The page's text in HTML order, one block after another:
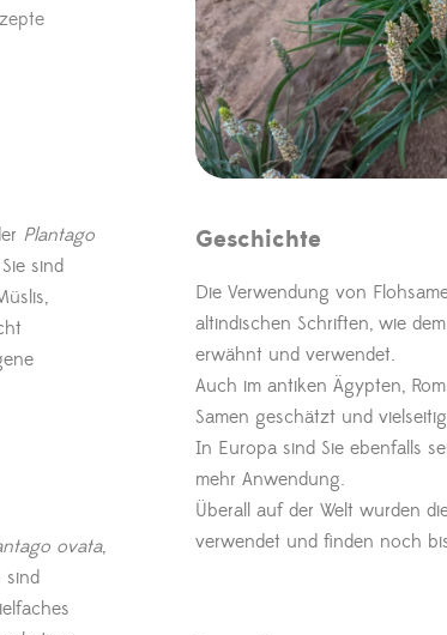
Plantago
sind
ovata,
sind
Geschichte
Die Verwendung von
altindischen Schriften, wie
erwähnt und verwendet.
Auch im antiken Ägypten,
Samen geschätzt und
In Europa sind Sie ebenfalls
mehr Anwendung.
Überall auf der Welt wurden
verwendet und finden noch